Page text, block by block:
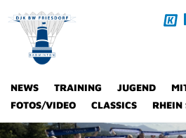
NEWS TRAINING JUGEND
FOTOS/VIDEO
CLASSICS RHEIN